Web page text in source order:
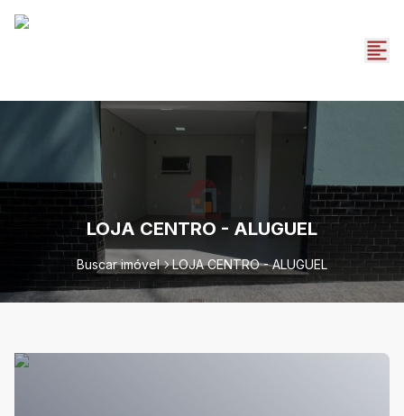
LOJA CENTRO - ALUGUEL
Buscar imóvel LOJA CENTRO - ALUGUEL